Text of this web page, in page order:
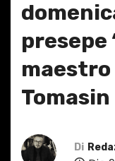
presepe
maestro
Tomasin
Di